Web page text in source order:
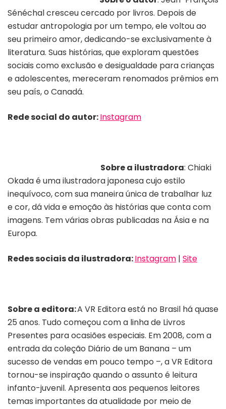
Sénéchal cresceu cercado por livros. Depois de
estudar antropologia por um tempo, ele voltou ao
seu primeiro amor, dedicando-se exclusivamente à
literatura. Suas histórias, que exploram questões
sociais como exclusão e desigualdade para crianças
e adolescentes, mereceram renomados prêmios em
seu país, o Canadá.
Rede social do autor:Instagram
Sobre a ilustradora: Chiaki
Okada é uma ilustradora japonesa cujo estilo
inequívoco, com sua maneira única de trabalhar luz
e cor, dá vida e emoção às histórias que conta com
imagens. Tem várias obras publicadas na Ásia e na
Europa.
Redes sociais da ilustradora:Instagram | Site
Sobre a editora:A VR Editora está no Brasil há quase
25 anos. Tudo começou com a linha de Livros
Presentes para ocasiões especiais. Em 2008, com a
entrada da coleção Diário de um Banana – um
sucesso de vendas em pouco tempo –, a VR Editora
tornou-se inspiração quando o assunto é leitura
infanto-juvenil. Apresenta aos pequenos leitores
temas importantes da atualidade por meio de